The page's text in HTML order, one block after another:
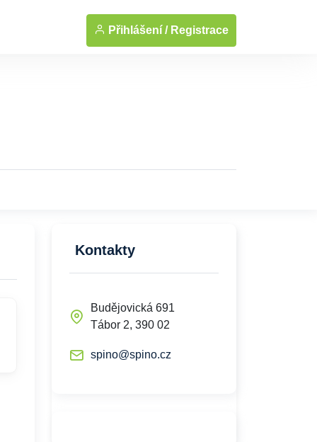
Přihlášení / Registrace
... Zobrazit fotografie
Kontakty
Budějovická 691
Tábor 2, 390 02
spino@spino.cz